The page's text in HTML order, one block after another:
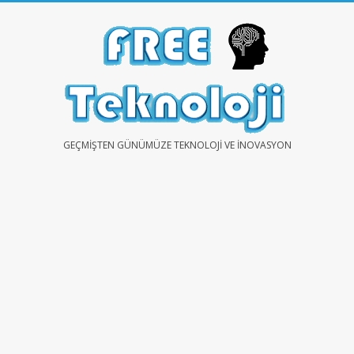
FREEGEÇMIŞTEN GÜNÜMÜZE TEKNOLOJI VE İNOVASYON